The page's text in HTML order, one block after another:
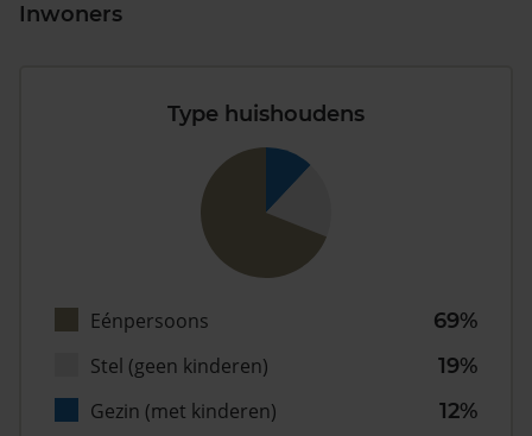
Inwoners
Type huishoudens
Eénpersoons
69%
Stel (geen kinderen)
19%
Gezin (met kinderen)
12%